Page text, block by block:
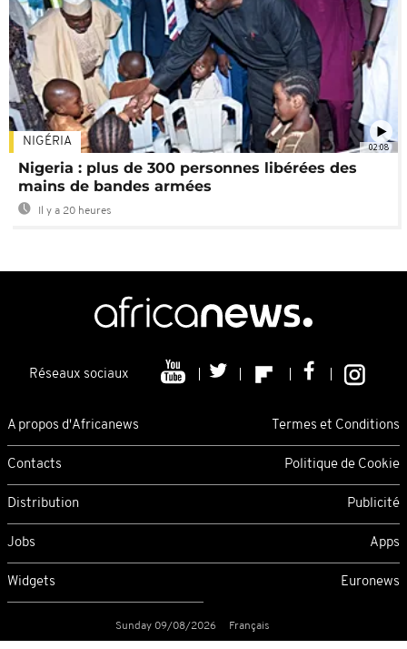
02:08
NIGÉRIA
Nigeria : plus de 300 personnes libérées des
mains de bandes armées
Il y a 20 heures
Réseaux sociaux
A propos d'Africanews Termes et Conditions
Contacts Politique de Cookie
Distribution Publicité
Jobs Apps
Widgets Euronews
Sunday 09/08/2026